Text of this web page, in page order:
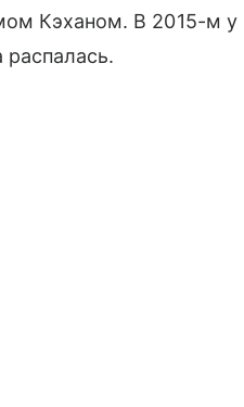
Кэханом. В 2015-м